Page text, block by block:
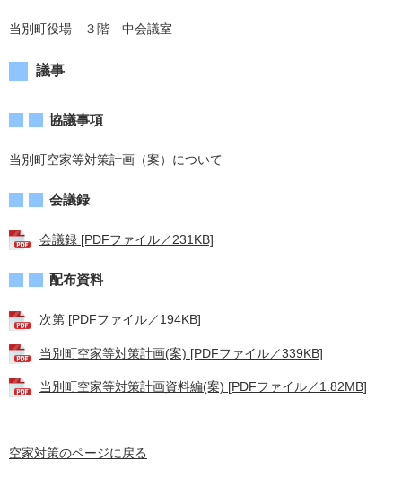
当別町役場 ３階 中会議室
議事
協議事項
当別町空家等対策計画（案）について
会議録
会議録 [PDFファイル／231KB]
配布資料
次第 [PDFファイル／194KB]
当別町空家等対策計画(案) [PDFファイル／339KB]
当別町空家等対策計画資料編(案) [PDFファイル／1.82MB]
空家対策のページに戻る